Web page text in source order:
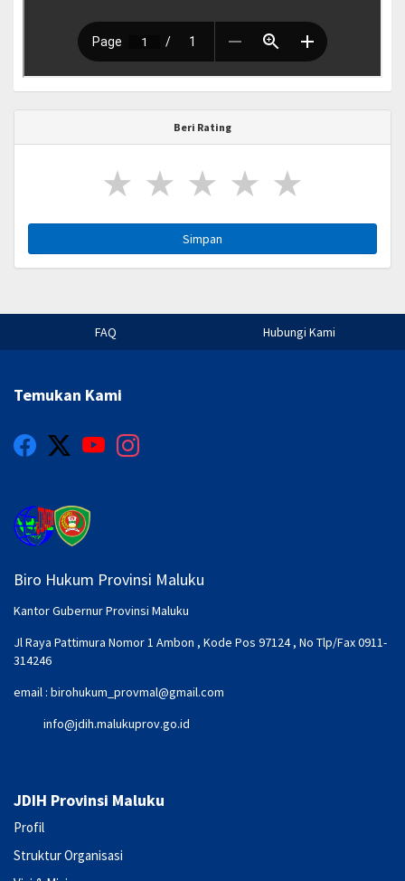
Beri Rating
★
★
★
★
★
Simpan
FAQ Hubungi Kami
Temukan Kami
Biro Hukum Provinsi Maluku
Kantor Gubernur Provinsi Maluku
Jl Raya Pattimura Nomor 1 Ambon , Kode Pos 97124 , No Tlp/Fax 0911-
314246
email : birohukum_provmal@gmail.com
info@jdih.malukuprov.go.id
JDIH Provinsi Maluku
Profil
Struktur Organisasi